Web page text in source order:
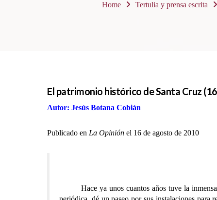
Home Tertulia y prensa escrita
El patrimonio histórico de Santa Cruz
Autor: Jesús Botana Cobián
Publicado en La Opinión el 16 de agosto de 2010
Hace ya unos cuantos años tuve la inmensa